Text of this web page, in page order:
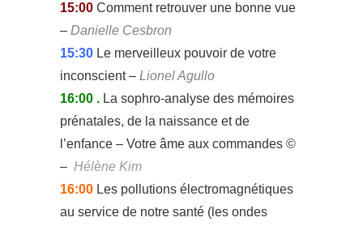
15:00 Comment retrouver une bonne vue
– Danielle Cesbron
15:30 Le merveilleux pouvoir de votre
inconscient – Lionel Agullo
16:00 . La sophro-analyse des mémoires
prénatales, de la naissance et de
l’enfance – Votre âme aux commandes ©
– Hélène Kim
16:00 Les pollutions électromagnétiques
au service de notre santé (les ondes